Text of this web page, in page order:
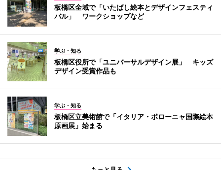
板橋区全域で「いたばし絵本とデザインフェスティ
バル」 ワークショップなど
学ぶ・知る
板橋区役所で「ユニバーサルデザイン展」 キッズ
デザイン受賞作品も
学ぶ・知る
板橋区立美術館で「イタリア・ボローニャ国際絵本
原画展」始まる